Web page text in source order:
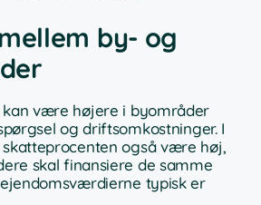
by- og
kan være højere i byområder
og driftsomkostninger. I
også være høj,
skal finansiere de samme
typisk er